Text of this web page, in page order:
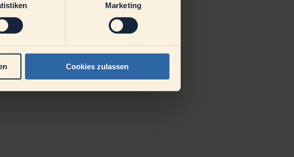
Marketing
Cookies zulassen